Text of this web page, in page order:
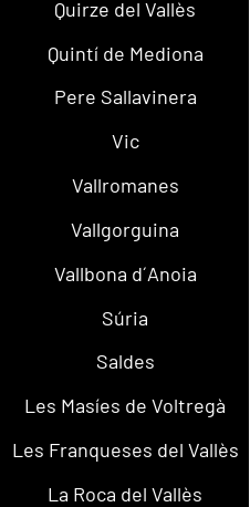
Quirze del Vallès
Quintí de Mediona
Pere Sallavinera
Vic
Vallromanes
Vallgorguina
Vallbona d´Anoia
Súria
Saldes
Les Masíes de Voltregà
Les Franqueses del Vallès
La Roca del Vallès